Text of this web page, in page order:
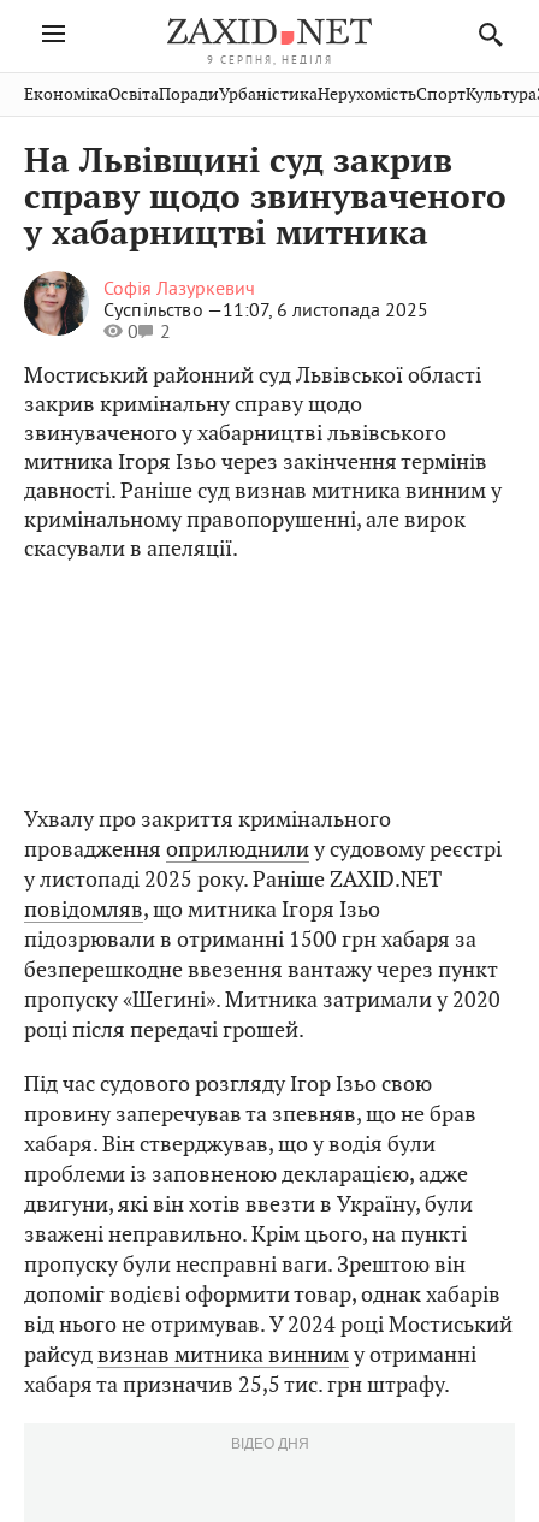
9 СЕРПНЯ, НЕДІЛЯ
Івано-
Франківськ
Тернопіль
Волинь
Закарпаття
Рівне
Шептицький
Стрий
Хмельницький
Вінниця
Публікації
Авто СловкоКультура
Кіно
Дім СпортКраєзнавство
ФотоОсвітаНерухомість
Домашні
тварини
ЕкономікаОсвітаПорадиУрбаністикаНерухомістьСпортКультура
На Львівщині суд закрив
справу щодо звинуваченого
у хабарництві митника
Софія Лазуркевич
Суспільство —11:07, 6 листопада 2025
0
2
Мостиський районний суд Львівської області
закрив кримінальну справу щодо
звинуваченого у хабарництві львівського
митника Ігоря Ізьо через закінчення термінів
давності. Раніше суд визнав митника винним у
кримінальному правопорушенні, але вирок
скасували в апеляції.
Ухвалу про закриття кримінального
провадження оприлюднилиу судовому реєстрі
у листопаді 2025 року. Раніше ZAXID.NET
повідомляв, що митника Ігоря Ізьо
підозрювали в отриманні 1500 грн хабаря за
безперешкодне ввезення вантажу через пункт
пропуску «Шегині». Митника затримали у 2020
році після передачі грошей.
Під час судового розгляду Ігор Ізьо свою
провину заперечував та зпевняв, що не брав
хабаря. Він стверджував, що у водія були
проблеми із заповненою декларацією, адже
двигуни, які він хотів ввезти в Україну, були
зважені неправильно. Крім цього, на пункті
пропуску були несправні ваги. Зрештою він
допоміг водієві оформити товар, однак хабарів
від нього не отримував. У 2024 році Мостиський
райсудвизнав митника винниму отриманні
хабаря та призначив 25,5 тис. грн штрафу.
ВІДЕО ДНЯ